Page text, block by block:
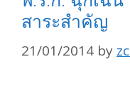
สาระสำคัญ
21/01/2014 by